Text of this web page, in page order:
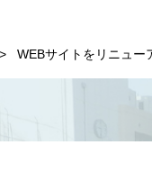
WEBサイトをリニュー